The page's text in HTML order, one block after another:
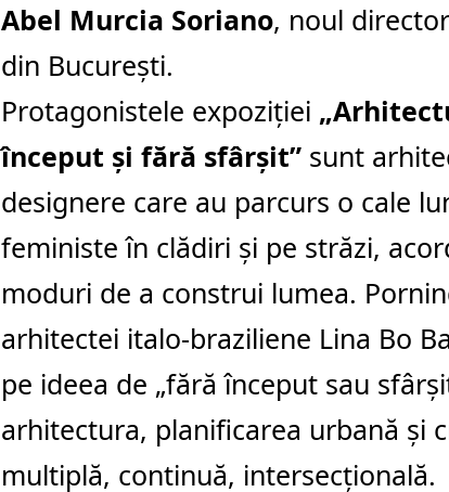
Abel Murcia Soriano, noul
din București.
Protagonistele expoziției
început și fără sfârșit” sunt
designere care au parcurs o cale
feministe în clădiri și pe străzi,
moduri de a construi lumea.
arhitectei italo-braziliene Lina Bo
pe ideea de „fără început sau
arhitectura, planificarea urbană și
multiplă, continuă, intersecțională.